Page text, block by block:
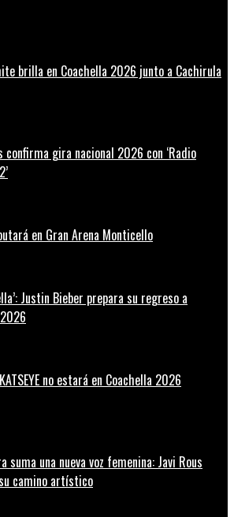
brilla en Coachella 2026 junto a Cachirula
confirma gira nacional 2026 con ‘Radio
en Gran Arena Monticello
Justin Bieber prepara su regreso a
no estará en Coachella 2026
suma una nueva voz femenina: Javi Rous
camino artístico